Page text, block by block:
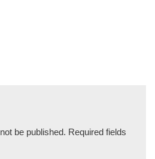
be published. Required fields